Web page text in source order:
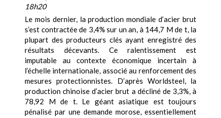
18h20
Le mois dernier, la production mondiale d’acier brut
s’est contractée de 3,4% sur un an, à 144,7 M de t, la
plupart des producteurs clés ayant enregistré des
résultats décevants. Ce ralentissement est
imputable au contexte économique incertain à
l’échelle internationale, associé au renforcement des
mesures protectionnistes. D’après Worldsteel, la
production chinoise d’acier brut a décliné de 3,3%, à
78,92 M de t. Le géant asiatique est toujours
pénalisé par une demande morose, essentiellement